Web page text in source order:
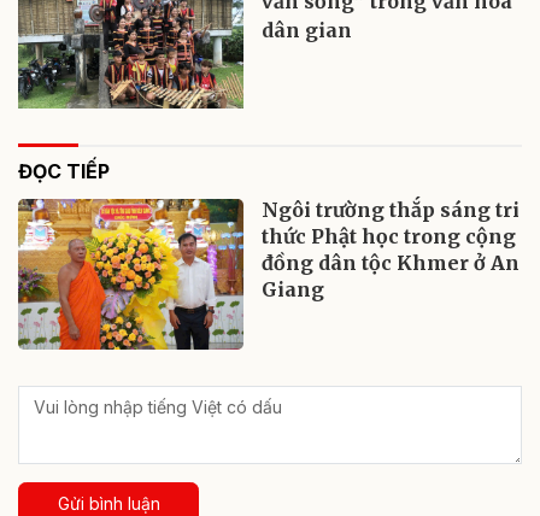
dân gian
ĐỌC TIẾP
Ngôi trường thắp sáng tri
thức Phật học trong cộng
đồng dân tộc Khmer ở An
Giang
Gửi bình luận